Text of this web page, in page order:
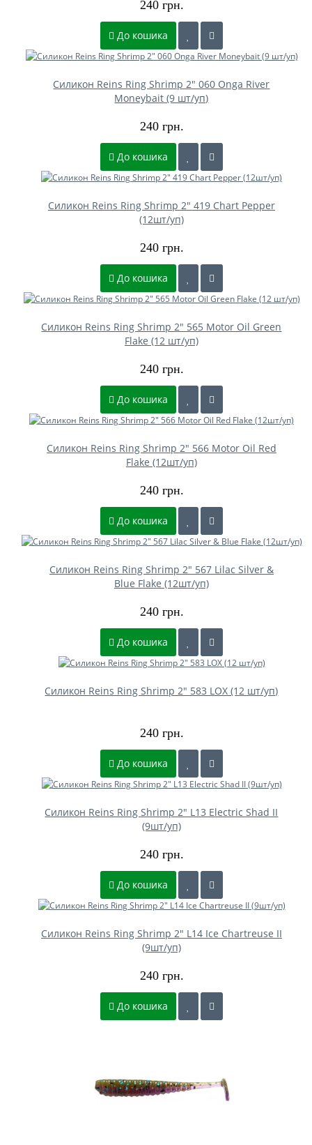
240 грн.
До кошика
Силикон Reins Ring Shrimp 2" 060 Onga River
Moneybait (9 шт/уп)
240 грн.
До кошика
Силикон Reins Ring Shrimp 2" 419 Chart Pepper
(12шт/уп)
240 грн.
До кошика
Силикон Reins Ring Shrimp 2" 565 Motor Oil Green
Flake (12 шт/уп)
240 грн.
До кошика
Силикон Reins Ring Shrimp 2" 566 Motor Oil Red
Flake (12шт/уп)
240 грн.
До кошика
Силикон Reins Ring Shrimp 2" 567 Lilac Silver &
Blue Flake (12шт/уп)
240 грн.
До кошика
Силикон Reins Ring Shrimp 2" 583 LOX (12 шт/уп)
240 грн.
До кошика
Силикон Reins Ring Shrimp 2" L13 Electric Shad II
(9шт/уп)
240 грн.
До кошика
Силикон Reins Ring Shrimp 2" L14 Ice Chartreuse II
(9шт/уп)
240 грн.
До кошика